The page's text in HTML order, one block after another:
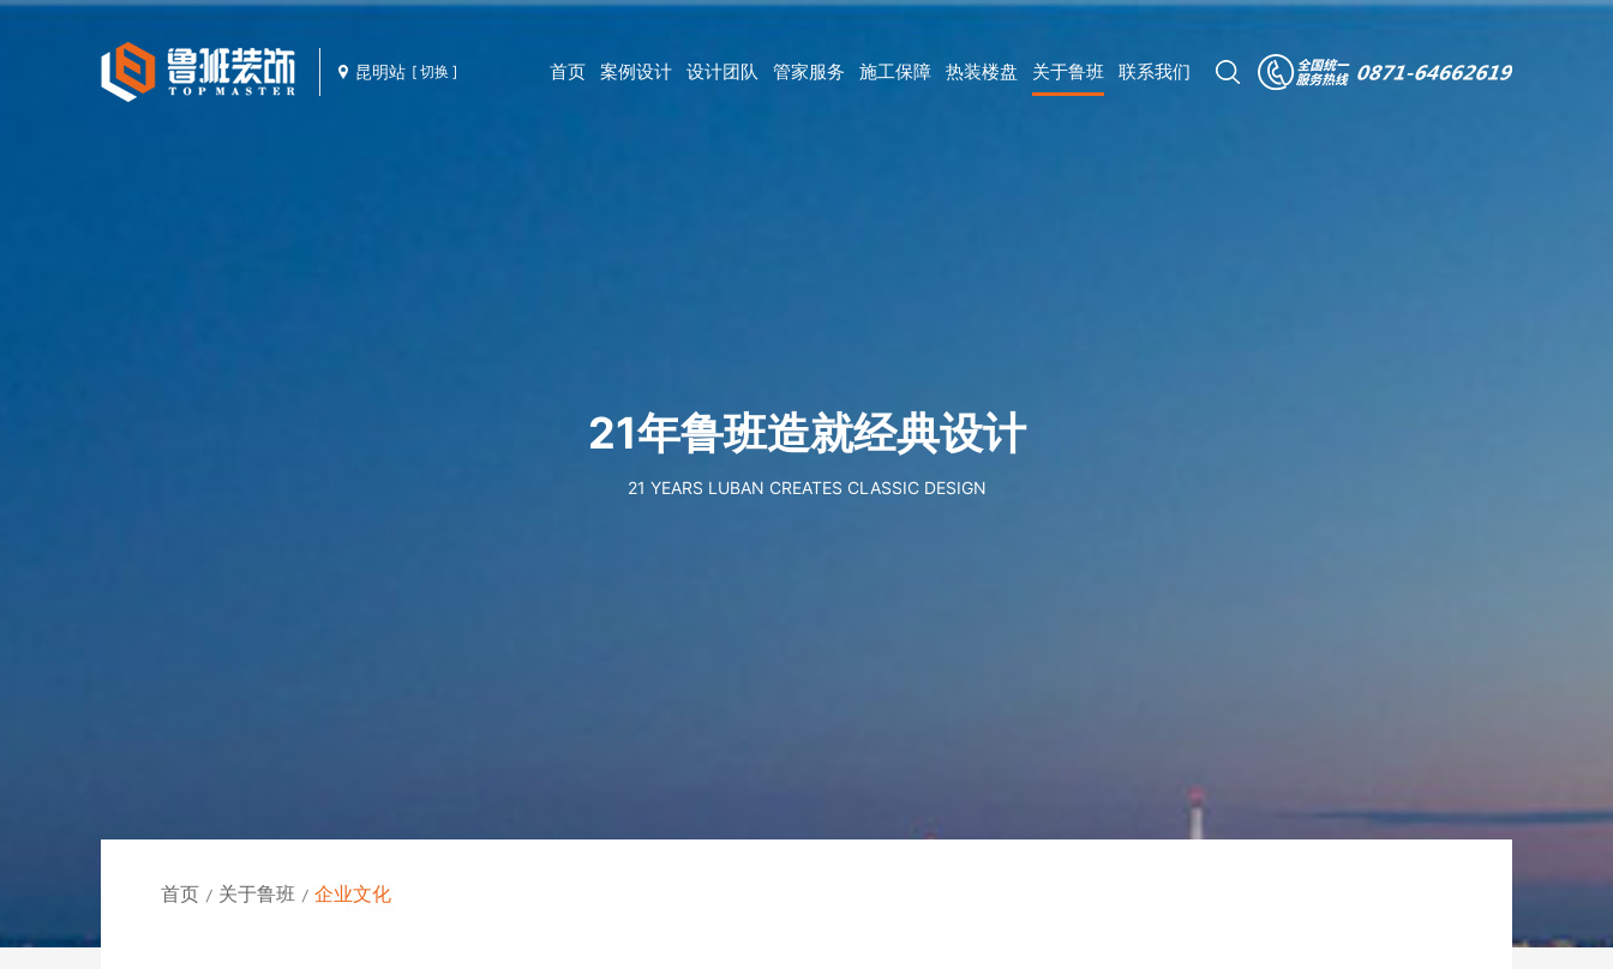
昆明站 [ 切换 ] 首页 案例设计 设计团队 管家服务 施工保障 热装楼盘 关于鲁班 联系我们
21年鲁班造就经典设计
21 YEARS LUBAN CREATES CLASSIC DESIGN
首页 / 关于鲁班 / 企业文化